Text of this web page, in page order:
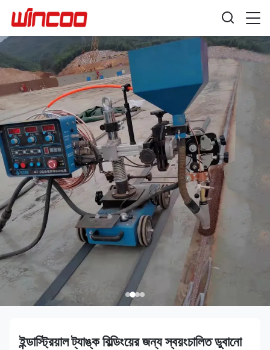
ইন্ডাস্ট্রিয়াল ট্যাঙ্ক বিল্ডিংয়ের জন্য স্বয়ংচালিত ডুবানো